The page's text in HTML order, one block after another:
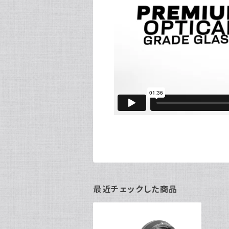
最近チェックした商品